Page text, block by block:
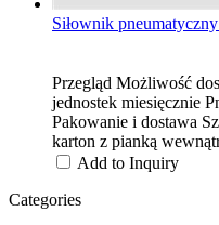
Siłownik
Przegląd Możliwość
jednostek miesięcznie
Pakowanie i dostawa
karton z pianką
Add to Inquiry
Categories